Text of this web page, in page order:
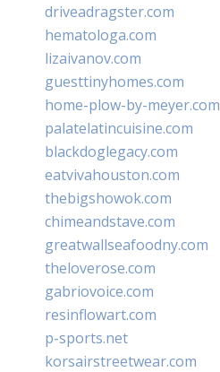
driveadragster.com
hematologa.com
lizaivanov.com
guesttinyhomes.com
home-plow-by-meyer.com
palatelatincuisine.com
blackdoglegacy.com
eatvivahouston.com
thebigshowok.com
chimeandstave.com
greatwallseafoodny.com
theloverose.com
gabriovoice.com
resinflowart.com
p-sports.net
korsairstreetwear.com